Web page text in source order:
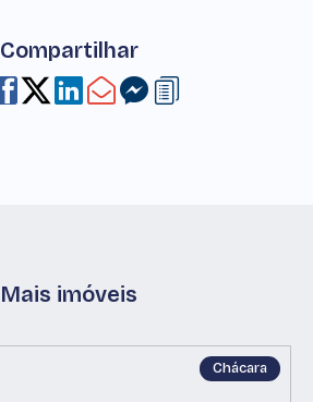
Compartilhar
Mais imóveis
Chácara